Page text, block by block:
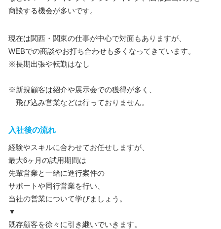
商談する機会が多いです。
現在は関西・関東の仕事が中心で対面もありますが、
WEBでの商談やお打ち合わせも多くなってきています。
※長期出張や転勤はなし
※新規顧客は紹介や展示会での獲得が多く、
飛び込み営業などは行っておりません。
入社後の流れ
経験やスキルに合わせてお任せしますが、
最大6ヶ月の試用期間は
先輩営業と一緒に進行案件の
サポートや同行営業を行い、
当社の営業について学びましょう。
▼
既存顧客を徐々に引き継いでいきます。